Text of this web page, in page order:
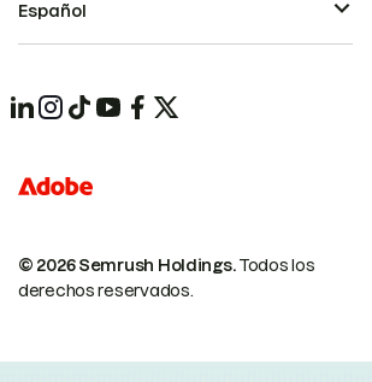
© 2026 Semrush Holdings.Todos los
derechos reservados.
Español